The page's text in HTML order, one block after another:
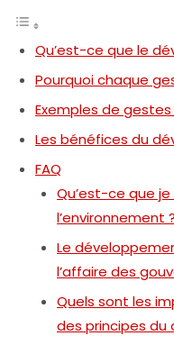
Qu’est-ce que le
Pourquoi chaque
Exemples de
Les bénéfices du
FAQ
Qu’est-ce que
l’environnement ?
Le
l’affaire des
Quels sont les
des principes du